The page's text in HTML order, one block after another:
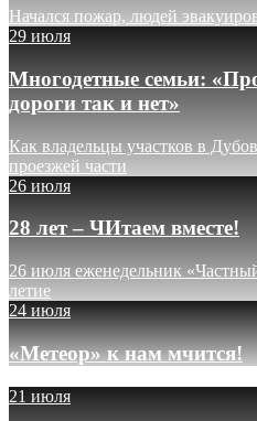
Начался пожар, людей
29 июля
Многодетные семьи:
дороги так и нет»
Как владельцы участков в
проезжей части
26 июля
28 лет – ЧИтаем вместе!
26 июля еженедельник
летие
24 июля
«Метеор» к нам мчится!
21 июля